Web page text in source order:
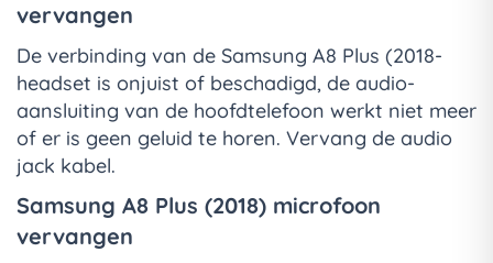
vervangen
De verbinding van de Samsung A8 Plus (2018-
headset is onjuist of beschadigd, de audio-
aansluiting van de hoofdtelefoon werkt niet meer
of er is geen geluid te horen. Vervang de audio
jack kabel.
Samsung A8 Plus (2018) microfoon
vervangen